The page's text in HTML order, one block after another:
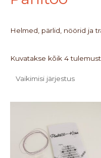
Helmed, pärlid, nöörid ja
Kuvatakse kõik 4 tulemust